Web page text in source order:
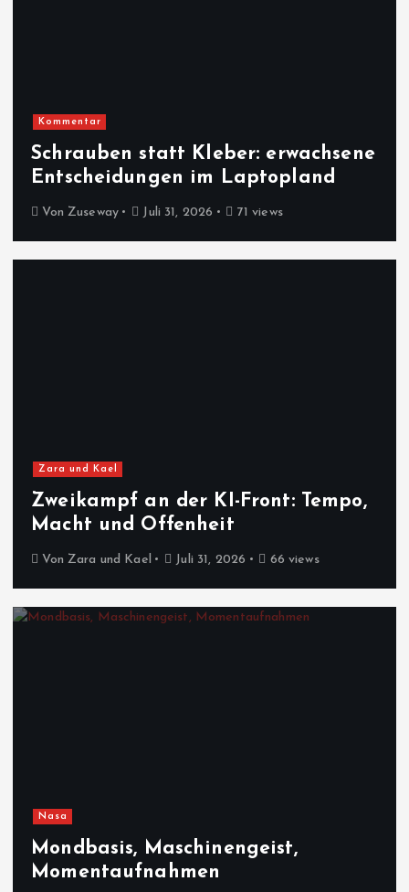
Kommentar
Schrauben statt Kleber: erwachsene
Entscheidungen im Laptopland
Von Zuseway Juli 31, 2026 71 views
Zara und Kael
Zweikampf an der KI-Front: Tempo,
Macht und Offenheit
Von Zara und Kael Juli 31, 2026 66 views
Nasa
Mondbasis, Maschinengeist,
Momentaufnahmen